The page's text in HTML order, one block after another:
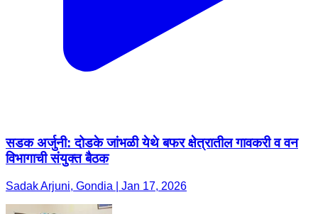
सडक अर्जुनी: दोडके जांभळी येथे बफर क्षेत्रातील गावकरी व वन
विभागाची संयुक्त बैठक
Sadak Arjuni, Gondia | Jan 17, 2026